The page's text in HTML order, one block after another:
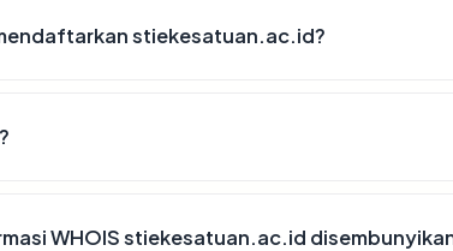
stiekesatuan.ac.id?
WHOIS stiekesatuan.ac.id